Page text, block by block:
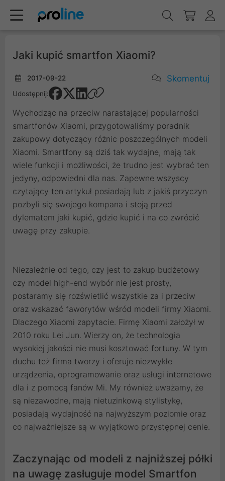
Jaki kupić smartfon Xiaomi?
2017-09-22 Skomentuj
Udostępnij:
Wychodząc na przeciw narastającej popularności
smartfonów Xiaomi, przygotowaliśmy poradnik
zakupowy dotyczący różnic poszczególnych modeli
Xiaomi. Smartfony są dziś tak wydajne, mają tak
wiele funkcji i możliwości, że trudno jest wybrać ten
jedyny, odpowiedni dla nas. Zapewne wszyscy
czytający ten artykuł posiadają lub z jakiś przyczyn
pozbyli się swojego kompana i stoją przed
dylematem jaki kupić, gdzie kupić i na co zwrócić
uwagę przy zakupie.
Niezależnie od tego, czy jest to zakup budżetowy
czy model high-end wybór nie jest prosty,
postaramy się rozświetlić wszystkie za i przeciw
oraz wskazać faworytów wśród modeli firmy Xiaomi.
Dlaczego Xiaomi zapytacie. Firmę Xiaomi założył w
2010 roku Lei Jun. Wierzy on, że technologia
wysokiej jakości nie musi kosztować fortuny. W tym
duchu też firma tworzy i oferuje niezwykłe
urządzenia, oprogramowanie oraz usługi internetowe
dla i z pomocą fanów Mi. My również uważamy, że
są niezawodne, mają nietuzinkową stylistykę,
posiadają wydajność na najwyższym poziomie oraz
co najważniejsze są w wyjątkowo przystępnej cenie.
Zaczynając od modeli z najniższej półki
na uwagę zasługuje model Smartfon